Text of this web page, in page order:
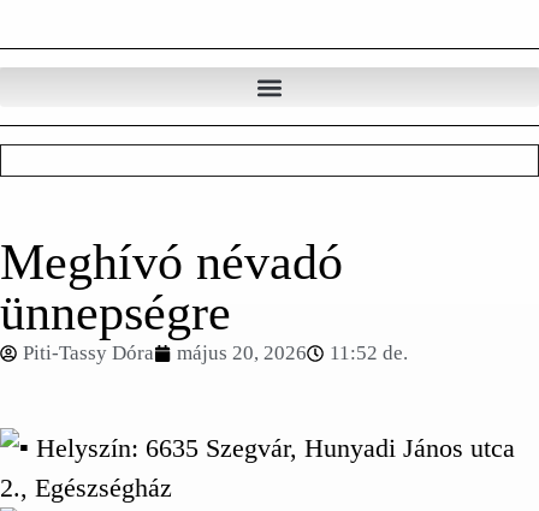
Meghívó névadó
ünnepségre
Piti-Tassy Dóra május 20, 2026 11:52 de.
Helyszín: 6635 Szegvár, Hunyadi János utca
2., Egészségház